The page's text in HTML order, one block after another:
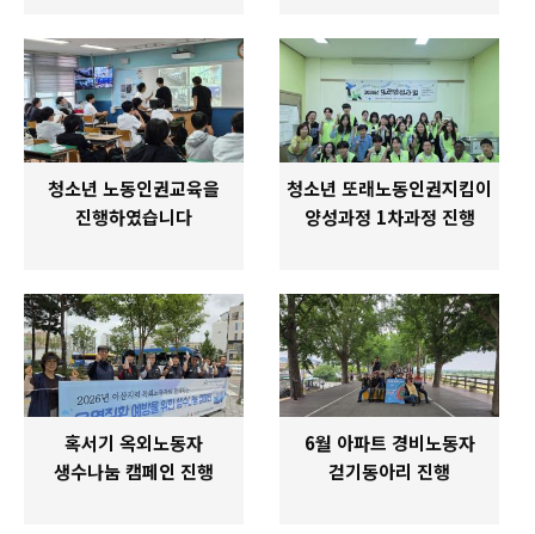
청소년 노동인권교육을
진행하였습니다
청소년 또래노동인권지킴이
양성과정 1차과정 진행
혹서기 옥외노동자
생수나눔 캠페인 진행
6월 아파트 경비노동자
걷기동아리 진행